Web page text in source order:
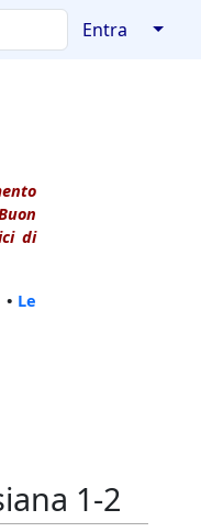
Entra ↓
di
• Le
1-2